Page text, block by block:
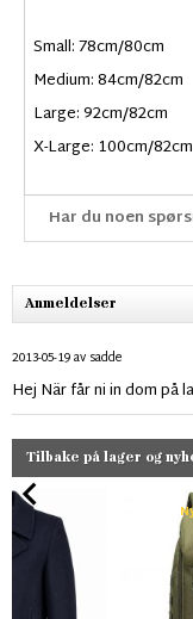
Small: 78cm/80cm
Medium: 84cm/82cm
Large: 92cm/82cm
X-Large: 100cm/82cm
Har du noen
Anmeldelser
2013-05-19av sadde
Hej När får ni in dom på
Tilbake på lager og